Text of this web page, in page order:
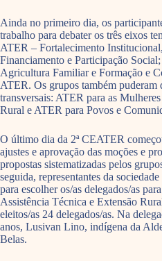
Ainda no primeiro dia, os
trabalho para debater os três eixos
ATER – Fortalecimento
Financiamento e Participação
Agricultura Familiar e Formação e
ATER. Os grupos também puderam
transversais: ATER para as
Rural e ATER para Povos e
O último dia da 2ª CEATER
ajustes e aprovação das moções e
propostas sistematizadas pelos
seguida, representantes da
para escolher os/as delegados/as
Assistência Técnica e Extensão
eleitos/as 24 delegados/as. Na
anos, Lusivan Lino, indígena da
Belas.